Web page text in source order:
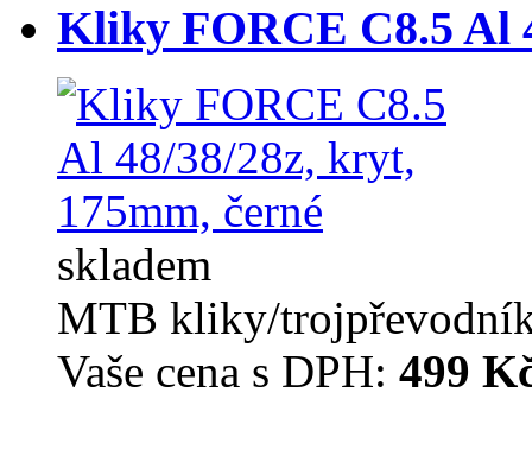
Kliky FORCE C8.5 Al
skladem
MTB kliky/
Vaše cena s DPH: 499